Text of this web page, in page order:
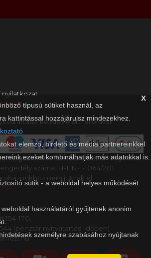
x
típusú sütiket használ, az
kattintással hozzájárulsz mindezekhez.
elemző, hirdető és média partnereinkkel
ezeket kombinálhatják más adatokkal is.
sütik - a weboldal helyes működését
használatáról gyűjtenek anonim
személyre szabásához nyújtanak
nyilatkozat
kezdés előtt fél órával.
online fizetést a Barion Payment
száma: H-EN-I-1064/201.
nem jutnak el.
170..
(pénztár nyitvatartási időben)